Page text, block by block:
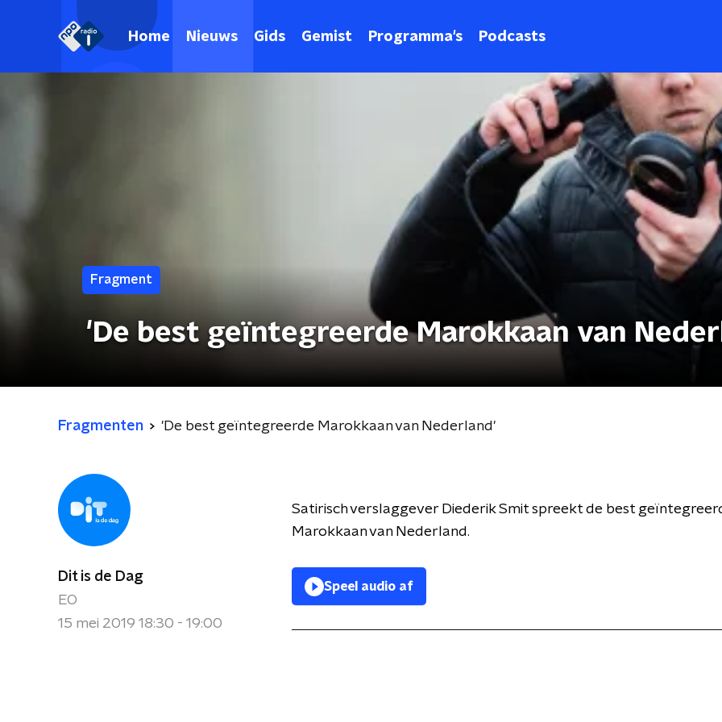
Home Nieuws Gids Gemist Programma's Podcasts
Fragment
'De best geïntegreerde Marokkaan van
Fragmenten 'De best geïntegreerde Marokkaan van Nederland'
Dit is de Dag
EO
15 mei 2019 18:30 - 19:00
Satirisch verslaggever Diederik Smit spreekt de best
Marokkaan van Nederland.
Speel audio af